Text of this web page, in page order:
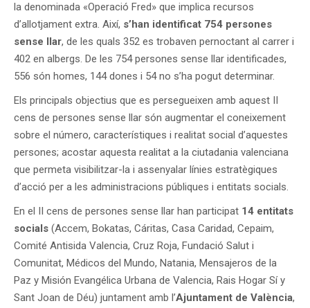
la denominada «Operació Fred» que implica recursos
d’allotjament extra. Així, s’han identificat 754 persones
sense llar, de les quals 352 es trobaven pernoctant al carrer i
402 en albergs. De les 754 persones sense llar identificades,
556 són homes, 144 dones i 54 no s’ha pogut determinar.
Els principals objectius que es persegueixen amb aquest II
cens de persones sense llar són augmentar el coneixement
sobre el número, característiques i realitat social d’aquestes
persones; acostar aquesta realitat a la ciutadania valenciana
que permeta visibilitzar-la i assenyalar línies estratègiques
d’acció per a les administracions públiques i entitats socials.
En el II cens de persones sense llar han participat 14 entitats
socials (Accem, Bokatas, Cáritas, Casa Caridad, Cepaim,
Comité Antisida Valencia, Cruz Roja, Fundació Salut i
Comunitat, Médicos del Mundo, Natania, Mensajeros de la
Paz y Misión Evangélica Urbana de Valencia, Rais Hogar Sí y
Sant Joan de Déu) juntament amb l’Ajuntament de València,